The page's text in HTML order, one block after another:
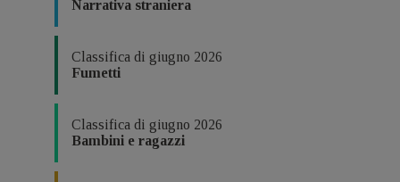
Narrativa straniera
Classifica di giugno 2026
Fumetti
Classifica di giugno 2026
Bambini e ragazzi